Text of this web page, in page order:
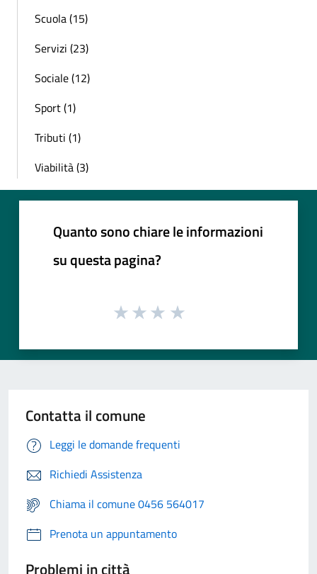
Scuola (15)
Servizi (23)
Sociale (12)
Sport (1)
Tributi (1)
Viabilità (3)
Quanto sono chiare le informazioni
su questa pagina?
Contatta il comune
Leggi le domande frequenti
Richiedi Assistenza
Chiama il comune 0456 564017
Prenota un appuntamento
Problemi in città